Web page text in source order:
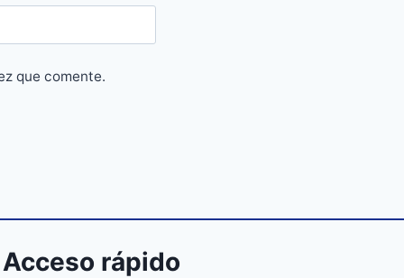
que comente.
Acceso rápido